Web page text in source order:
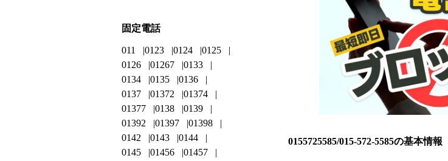
0155725585/015-572-5585の基本情報
固定電話
011 0123 0124
0125
0126
01267
0133
0134
0135
0136
0137
01372
01374
01377
0138
0139
01392
01397
01398
0142
0143
0144
0145
01456
01457